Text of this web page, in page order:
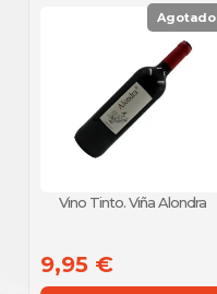
Vino Tinto. Viña Alondra
9,95 €
Agotado